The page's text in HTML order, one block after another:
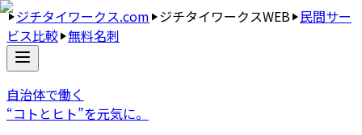
ジチタイワークス.com ジチタイワークスWEB 民間サー
ビス比較 無料名刺
自治体で働く
“コトとヒト”を元気に。